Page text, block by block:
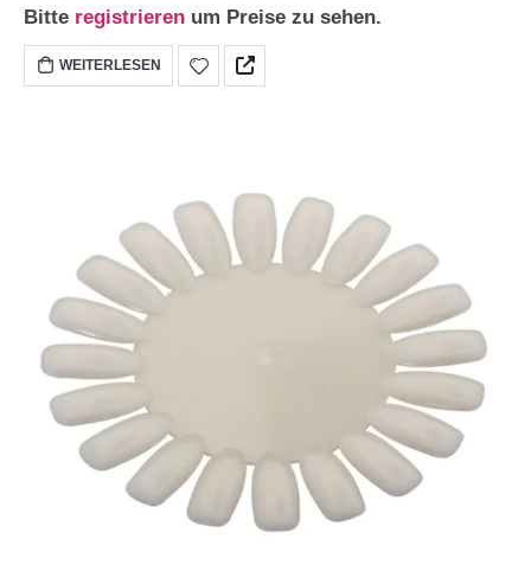
Bitte registrieren um Preise zu sehen.
WEITERLESEN